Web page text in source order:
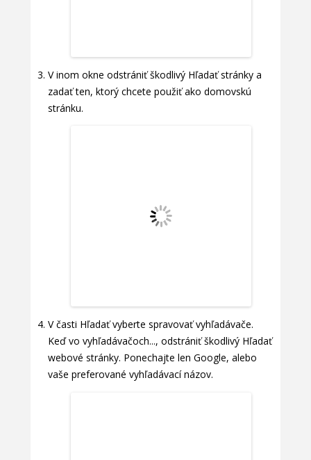
V inom okne odstrániť škodlivý Hľadať stránky a
zadať ten, ktorý chcete použiť ako domovskú
stránku.
V časti Hľadať vyberte spravovať vyhľadávače.
Keď vo vyhľadávačoch..., odstrániť škodlivý Hľadať
webové stránky. Ponechajte len Google, alebo
vaše preferované vyhľadávací názov.